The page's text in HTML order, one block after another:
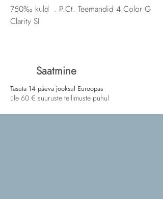
750‰ kuld . P.Ct. Teemandid 4 Color G
Clarity SI
Saatmine
Tasuta 14 päeva jooksul Euroopas
üle 60 € suuruste tellimuste puhul